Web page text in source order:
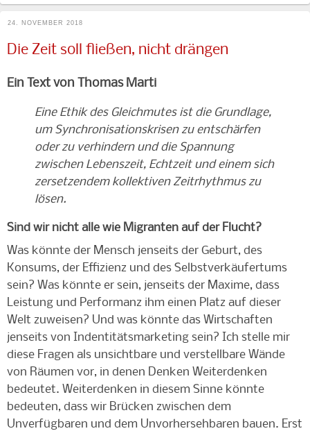
24. NOVEMBER 2018
Die Zeit soll fließen, nicht drängen
Ein Text von Thomas Marti
Eine Ethik des Gleichmutes ist die Grundlage,
um Synchronisationskrisen zu entschärfen
oder zu verhindern und die Spannung
zwischen Lebenszeit, Echtzeit und einem sich
zersetzendem kollektiven Zeitrhythmus zu
lösen.
Sind wir nicht alle wie Migranten auf der Flucht?
Was könnte der Mensch jenseits der Geburt, des
Konsums, der Effizienz und des Selbstverkäufertums
sein? Was könnte er sein, jenseits der Maxime, dass
Leistung und Performanz ihm einen Platz auf dieser
Welt zuweisen? Und was könnte das Wirtschaften
jenseits von Indentitätsmarketing sein? Ich stelle mir
diese Fragen als unsichtbare und verstellbare Wände
von Räumen vor, in denen Denken Weiterdenken
bedeutet. Weiterdenken in diesem Sinne könnte
bedeuten, dass wir Brücken zwischen dem
Unverfügbaren und dem Unvorhersehbaren bauen. Erst